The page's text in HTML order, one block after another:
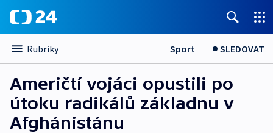
Rubriky Sport SLEDOVAT
Američtí vojáci opustili po
útoku radikálů základnu v
Afghánistánu